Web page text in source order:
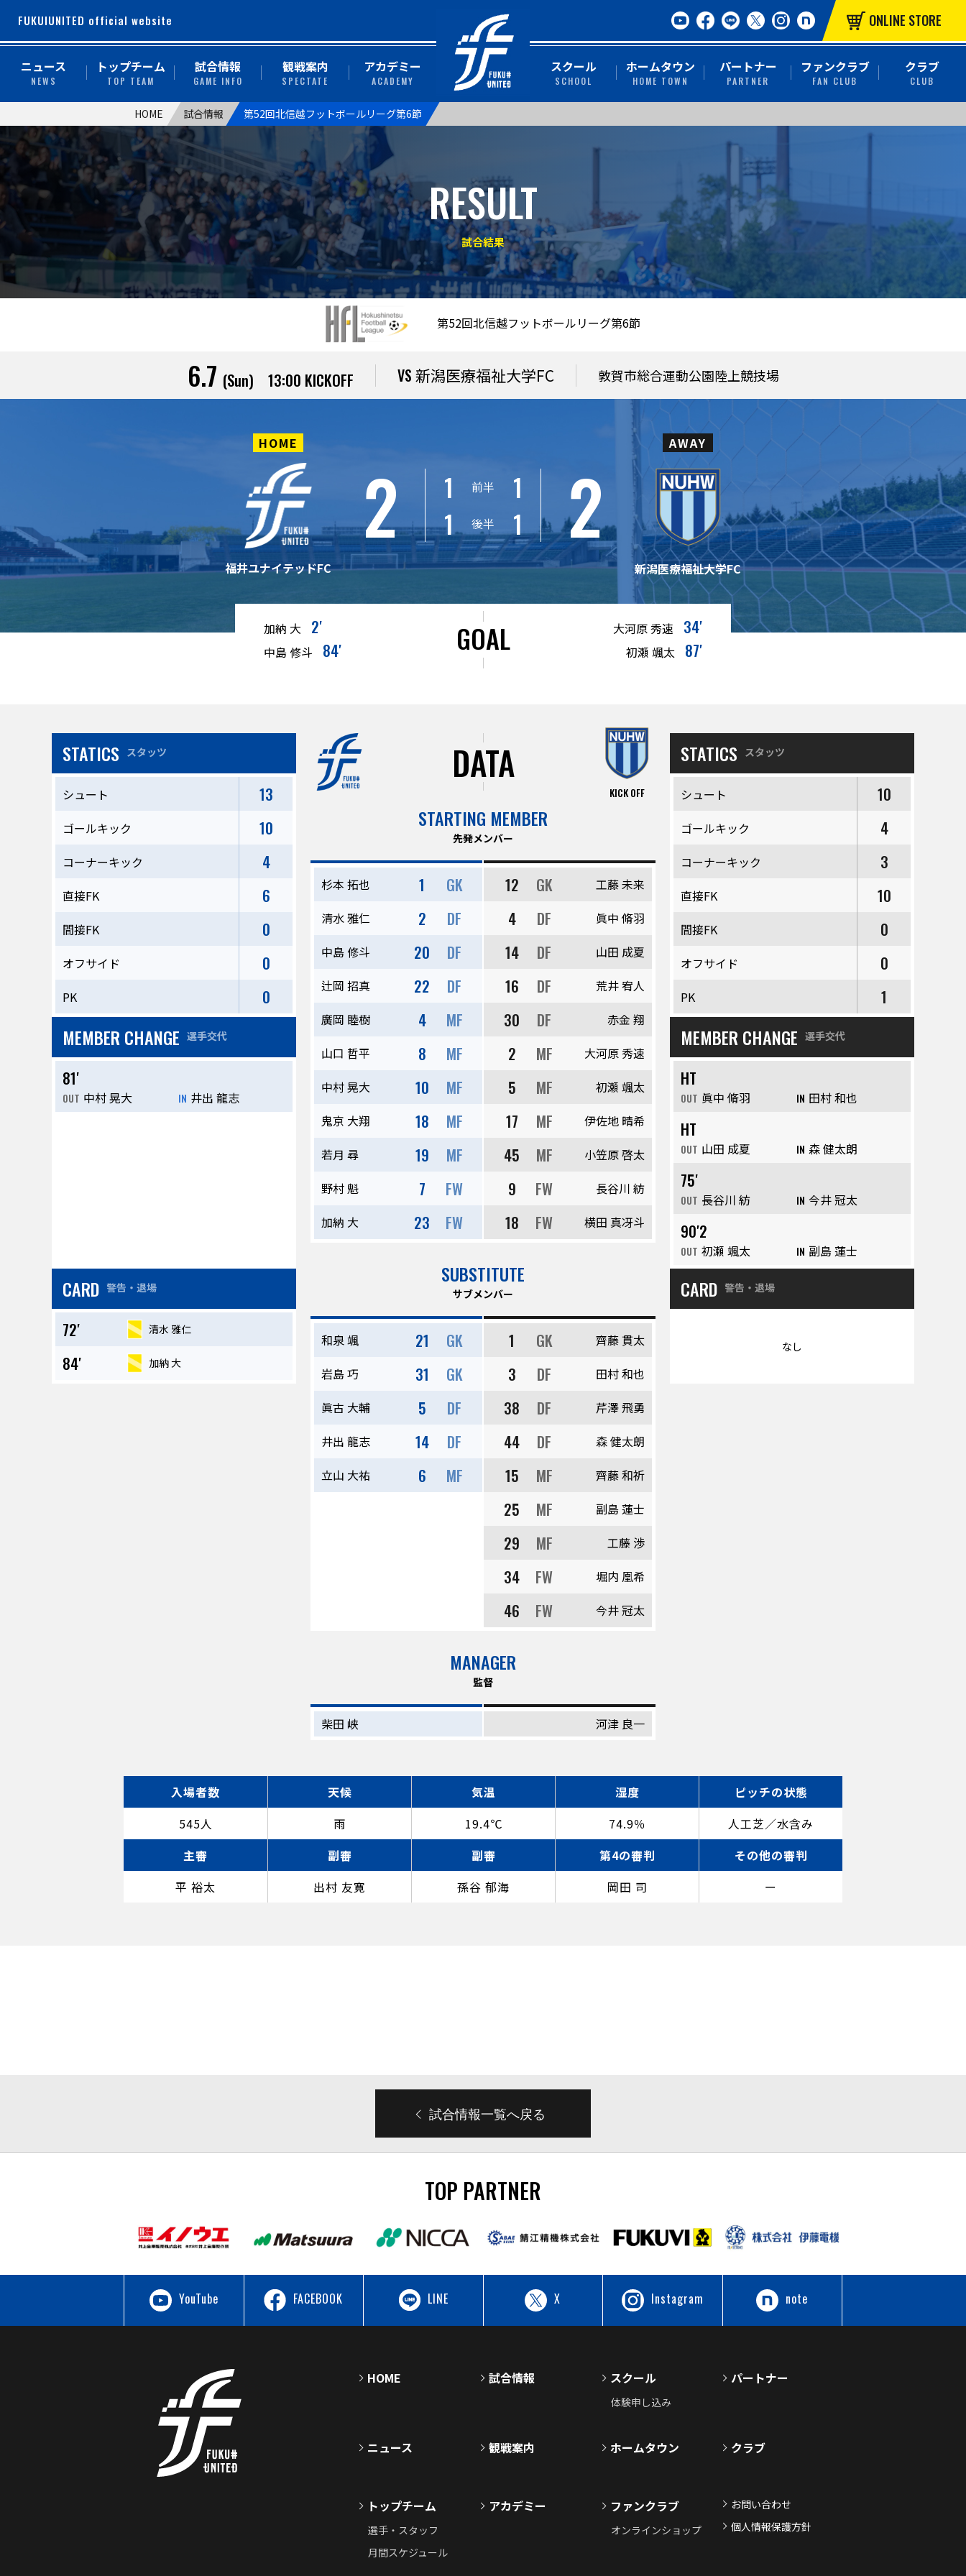
ONLINE STORE
FUKUIUNITED official website
ニュース
NEWS
トップチーム
TOP TEAM
試合情報
GAME INFO
観戦案内
SPECTATE
アカデミー
ACADEMY
スクール
SCHOOL
ホームタウン
HOME TOWN
パートナー
PARTNER
ファンクラブ
FAN CLUB
クラブ
CLUB
HOME 試合情報 第52回北信越フットボールリーグ第6節
RESULT
試合結果
第52回北信越フットボールリーグ第6節
6.7 (Sun) 13:00 KICKOFF 新潟医療福祉大学FC 敦賀市総合運動公園陸上競技場
HOME
福井ユナイテッドFC
AWAY
新潟医療福祉大学FC
2 2
1 前半
1
1
後半 1
GOAL
加納 大 2′
中島 修斗 84′
大河原 秀速 34′
初瀬 颯太 87′
DATA
KICK OFF
STARTING MEMBER
先発メンバー
杉本 拓也 1 GK
清水 雅仁 2 DF
中島 修斗 20 DF
辻岡 招真 22 DF
廣岡 睦樹 4 MF
山口 哲平 8 MF
中村 晃大 10 MF
鬼京 大翔 18 MF
若月 尋 19 MF
野村 魁 7 FW
加納 大 23 FW
工藤 未来
12 GK
眞中 脩羽
4 DF
山田 成夏
14 DF
荒井 宥人
16 DF
赤金 翔
30 DF
大河原 秀速
2 MF
初瀬 颯太
5 MF
伊佐地 晴希
17 MF
小笠原 啓太
45 MF
長谷川 紡
9 FW
横田 真冴斗
18 FW
SUBSTITUTE
サブメンバー
和泉 颯 21 GK
岩島 巧 31 GK
眞古 大輔 5 DF
井出 龍志 14 DF
立山 大祐 6 MF
齊藤 貫太
1 GK
田村 和也
3 DF
芹澤 飛勇
38 DF
森 健太朗
44 DF
齊藤 和祈
15 MF
副島 蓮士
25 MF
工藤 渉
29 MF
堀内 凰希
34 FW
今井 冠太
46 FW
MANAGER
監督
柴田 峡 河津 良一
STATICS スタッツ
シュート 13
ゴールキック 10
コーナーキック 4
直接FK 6
間接FK 0
オフサイド 0
PK 0
STATICS スタッツ
シュート 10
ゴールキック 4
コーナーキック 3
直接FK 10
間接FK 0
オフサイド 0
PK 1
MEMBER CHANGE 選手交代
81′
OUT 中村 晃大 IN 井出 龍志
MEMBER CHANGE 選手交代
HT
OUT 眞中 脩羽 IN 田村 和也
HT
OUT 山田 成夏 IN 森 健太朗
75′
OUT 長谷川 紡 IN 今井 冠太
90′2
OUT 初瀬 颯太 IN 副島 蓮士
CARD 警告・退場
72′ 清水 雅仁
84′ 加納 大
CARD 警告・退場
なし
入場者数
545人
天候
雨
気温
19.4℃
湿度
74.9％
ピッチの状態
人工芝／水含み
主審
平 裕太
副審
出村 友寛
副審
孫谷 郁海
第4の審判
岡田 司
その他の審判
ー
試合情報一覧へ戻る
TOP PARTNER
YouTube FACEBOOK LINE X Instagram note
HOME
ニュース
トップチーム
選手・スタッフ
月間スケジュール
試合情報
観戦案内
アカデミー
スクール
体験申し込み
ホームタウン
ファンクラブ
オンラインショップ
パートナー
クラブ
お問い合わせ
個人情報保護方針